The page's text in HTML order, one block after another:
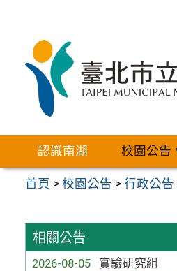
認識南湖 校園公告
首頁 >校園公告 >行政公告
相關公告
2026-08-05
實驗研究組